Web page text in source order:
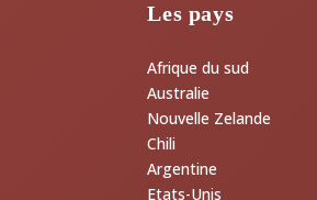
Les pays
Afrique du sud
Australie
Nouvelle Zelande
Chili
Argentine
Etats-Unis